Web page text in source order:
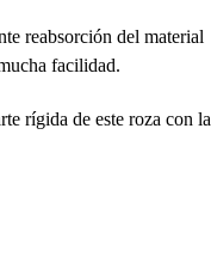
reabsorción del material
facilidad.
rígida de este roza con la